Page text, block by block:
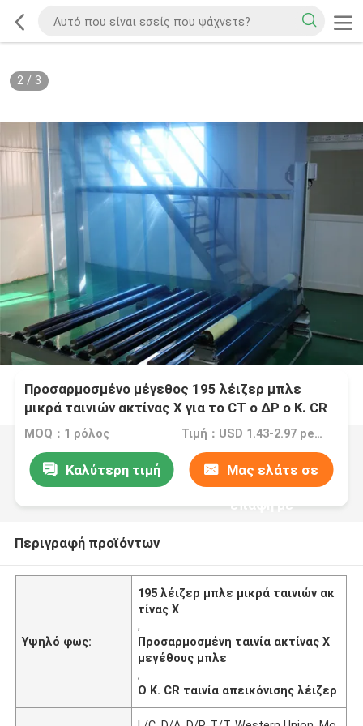
2/ 3
Προσαρμοσμένο μέγεθος 195 λέιζερ μπλε
μικρά ταινιών ακτίνας X για το CT ο ΔΡ ο Κ. CR
παραγωγή απεικόνισης
MOQ：1 ρόλος Τιμή：USD 1.43-2.97 per square meter
Καλύτερη τιμή Μας ελάτε σε
επαφή με
Περιγραφή προϊόντων
Υψηλό φως:
195 λέιζερ μπλε μικρά ταινιών ακ
τίνας X
,
Προσαρμοσμένη ταινία ακτίνας X
μεγέθους μπλε
,
Ο Κ. CR ταινία απεικόνισης λέιζερ